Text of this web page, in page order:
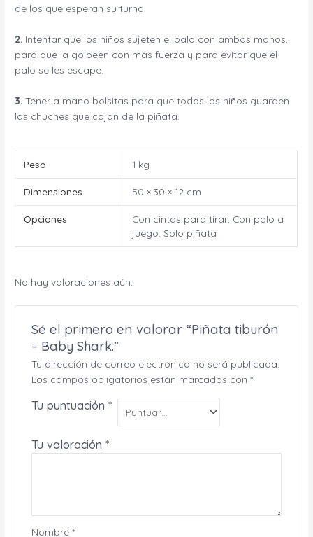
de los que esperan su turno.
2. Intentar que los niños sujeten el palo con ambas manos,
para que la golpeen con más fuerza y para evitar que el
palo se les escape.
3. Tener a mano bolsitas para que todos los niños guarden
las chuches que cojan de la piñata.
Peso 1 kg
Dimensiones 50 × 30 × 12 cm
Opciones
Con cintas para tirar, Con palo a
juego, Solo piñata
No hay valoraciones aún.
Sé el primero en valorar “Piñata tiburón
– Baby Shark.”
Tu dirección de correo electrónico no será publicada.
Los campos obligatorios están marcados con *
Tu puntuación *
Tu valoración *
Nombre *